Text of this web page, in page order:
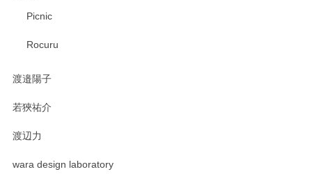
Picnic
Rocuru
渡邉陽子
若狹祐介
渡辺力
wara design laboratory